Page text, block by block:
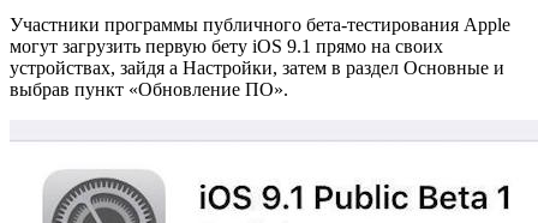
Участники программы публичного бета-тестирования Apple
могут загрузить первую бету iOS 9.1 прямо на своих
устройствах, зайдя а Настройки, затем в раздел Основные и
выбрав пункт «Обновление ПО».